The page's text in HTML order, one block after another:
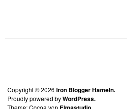
Copyright © 2026 Iron Blogger Hameln.
Proudly powered byWordPress.
Theme: Cocoa von